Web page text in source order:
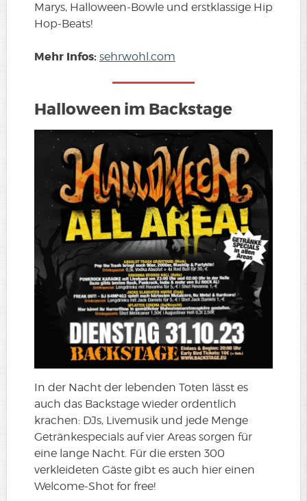
Marys, Halloween-Bowle und erstklassige Hip
Hop-Beats!
Mehr Infos: sehrwohl.com
Halloween im Backstage
In der Nacht der lebenden Toten lässt es
auch das Backstage wieder ordentlich
krachen: DJs, Livemusik und jede Menge
Getränkespecials auf vier Areas sorgen für
eine lange Nacht. Für die ersten 300
verkleideten Gäste gibt es auch hier einen
Welcome-Shot for free!